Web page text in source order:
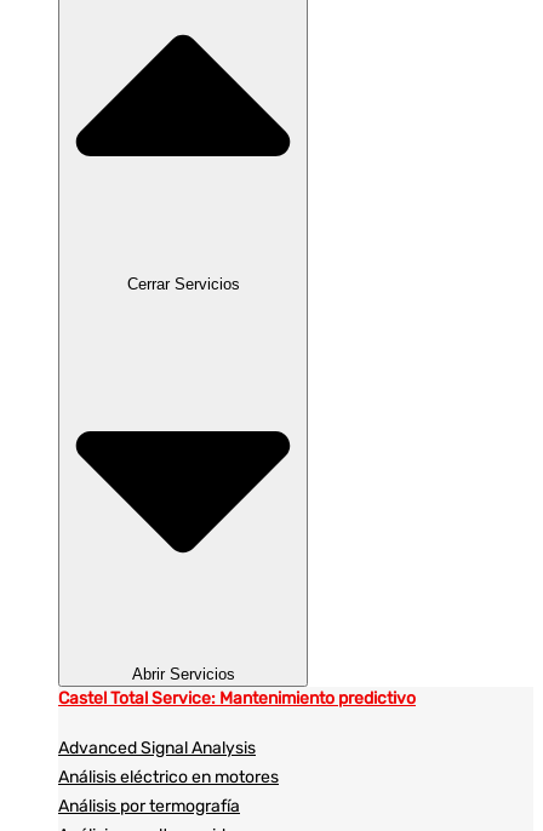
Cerrar Servicios
Abrir Servicios
Castel Total Service: Mantenimiento predictivo
Advanced Signal Analysis
Análisis eléctrico en motores
Análisis por termografía